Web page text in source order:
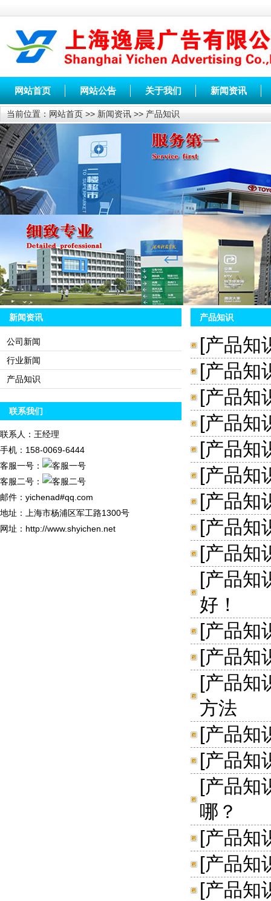
网站首页 网站公告 关于我们 新闻资讯
当前位置： 网站首页 >> 新闻资讯 >> 产品知识
新闻资讯
公司新闻
行业新闻
产品知识
联系我们
联系人：王经理
手机：158-0069-6444
客服一号：
客服二号：
邮件：yichenad#qq.com
地址：上海市杨浦区军工路1300号
网址：http://www.shyichen.net
产品知识
[产品知
[产品知
[产品知
[产品知
[产品知
[产品知
[产品知
[产品知
[产品知
[产品知
好！
[产品知
[产品知
[产品知
方法
[产品知
[产品知
[产品知
哪？
[产品知
[产品知
[产品知